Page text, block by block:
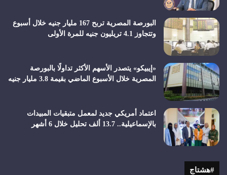
البورصة المصرية تربح 167 مليار جنيه خلال أسبوع
وتتجاوز 4.1 تريليون جنيه للمرة الأولى
«إيبيكو» يتصدر الأسهم الأكثر تداولًا بالبورصة
المصرية خلال الأسبوع الماضي بقيمة 3.8 مليار جنيه
اعتماد أمريكي جديد لمعمل متبقيات المبيدات
بالإسماعيلية.. 13.7 ألف تحليل خلال 6 أشهر
#هشتاج